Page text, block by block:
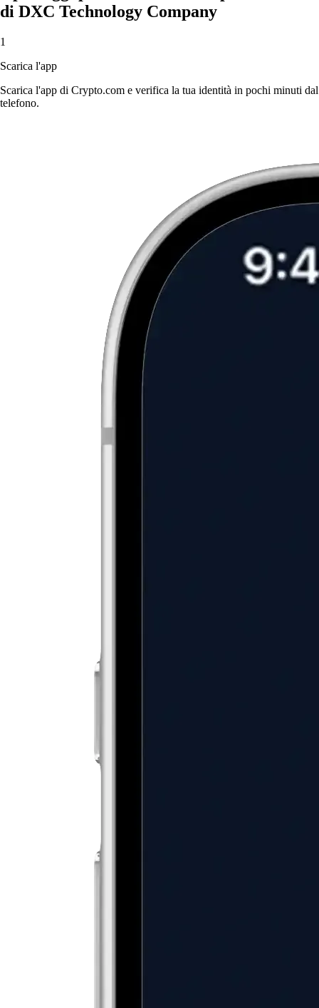
di DXC Technology Company
1
Scarica l'app
Scarica l'app di Crypto.com e verifica la tua identità in pochi minuti dal
telefono.